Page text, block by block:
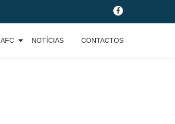
fa-
facebook
AFC NOTÍCIAS CONTACTOS